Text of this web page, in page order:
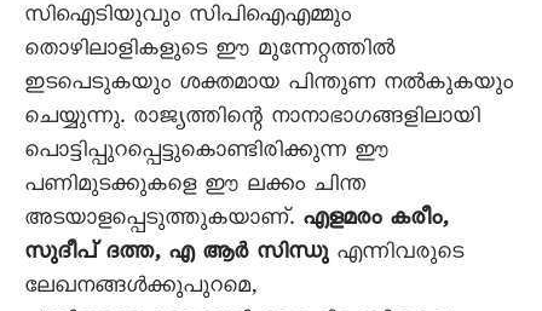
സിഐടിയുവും സിപിഐഎമ്മും
തൊഴിലാളികളുടെ ഈ മുന്നേറ്റത്തിൽ
ഇടപെടുകയും ശക്തമായ പിന്തുണ നൽകുകയും
ചെയ്യുന്നു. രാജ്യത്തിന്റെ നാനാഭാഗങ്ങളിലായി
പൊട്ടിപ്പുറപ്പെട്ടുകൊണ്ടിരിക്കുന്ന ഈ
പണിമുടക്കുകളെ ഈ ലക്കം ചിന്ത
അടയാളപ്പെടുത്തുകയാണ്. എളമരം കരീം,
സുദീപ് ദത്ത, എ ആർ സിന്ധുഎന്നിവരുടെ
ലേഖനങ്ങൾക്കുപുറമെ,